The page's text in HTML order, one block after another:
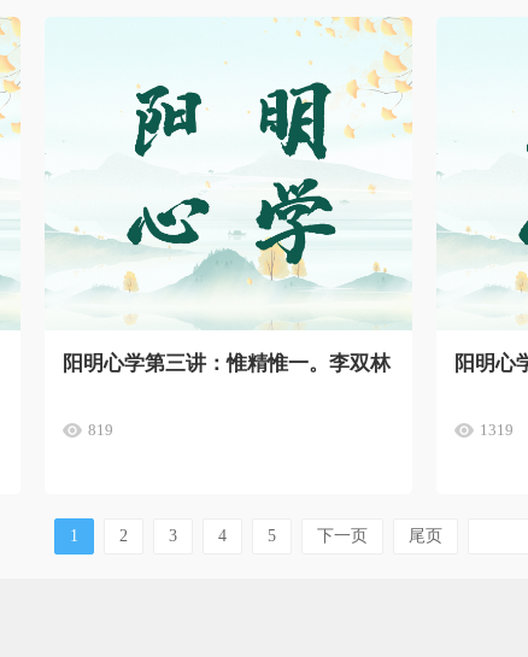
阳明心学第三讲：惟精惟一。李双林
819
阳明心
1319
1 2 3 4 5 下一页 尾页